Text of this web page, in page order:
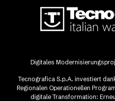
Digitales
Tecnografica S.p.A. investiert
Regionalen Operationellen
digitale Transformation: